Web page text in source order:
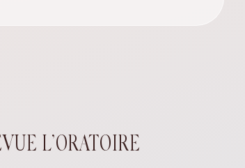
L’ORATOIRE